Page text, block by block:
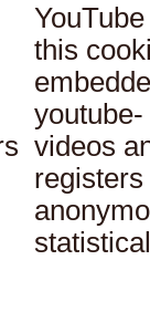
this
youtube-
videos
registers